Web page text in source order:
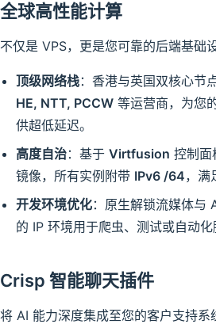
全球高性能计算
不仅是 VPS，更是您可靠的后端基础设
顶级网络栈：香港与英国双核心节
HE, NTT, PCCW 等运营商，为您
供超低延迟。
高度自治：基于 Virtfusion 控制面
镜像，所有实例附带 IPv6 /64，满
开发环境优化：原生解锁流媒体与
的 IP 环境用于爬虫、测试或自动化
Crisp 智能聊天插件
将 AI 能力深度集成至您的客户支持系